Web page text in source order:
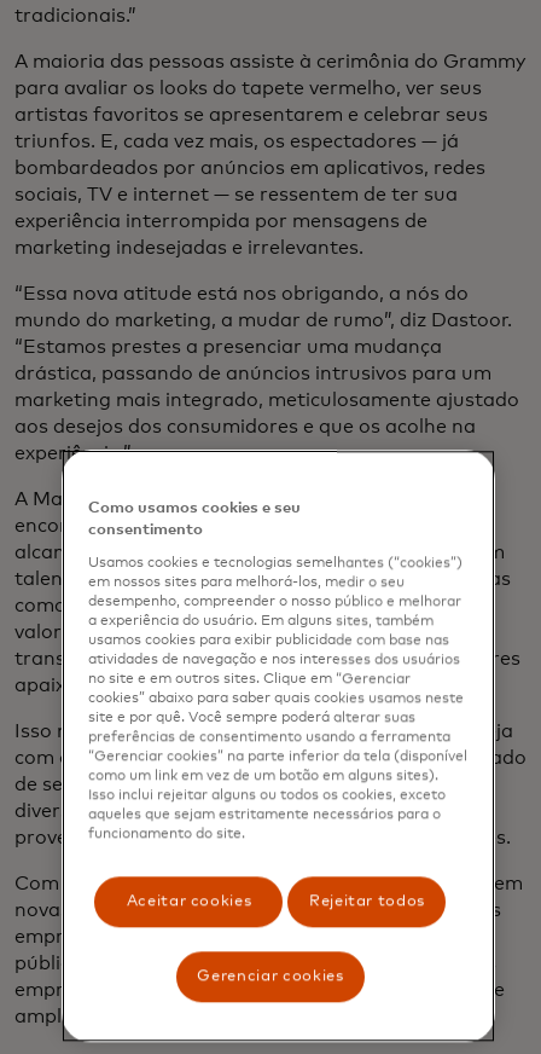
tradicionais.”
A maioria das pessoas assiste à cerimônia do Grammy
para avaliar os looks do tapete vermelho, ver seus
artistas favoritos se apresentarem e celebrar seus
triunfos. E, cada vez mais, os espectadores — já
bombardeados por anúncios em aplicativos, redes
sociais, TV e internet — se ressentem de ter sua
experiência interrompida por mensagens de
marketing indesejadas e irrelevantes.
“Essa nova atitude está nos obrigando, a nós do
mundo do marketing, a mudar de rumo”, diz Dastoor.
“Estamos prestes a presenciar uma mudança
drástica, passando de anúncios intrusivos para um
marketing mais integrado, meticulosamente ajustado
aos desejos dos consumidores e que os acolhe na
experiência.”
A Mastercard vem experimentando há anos para
encontrar maneiras de ampliar essa abordagem e
alcançar seu enorme público-alvo. Ao trabalhar com
talentos criativos como SZA, plataformas poderosas
como o Grammy e parceiros que compartilham os
valores da empresa, Dastoor afirma: "Estamos
transformando espectadores passivos em defensores
apaixonados".
Isso não significa que a publicidade tradicional esteja
com os dias contados. Longe disso, diz ele. O mercado
de serviços de streaming está crescendo e se
diversificando rapidamente, com o surgimento de
provedores de streaming e plataformas emergentes.
Com a evolução contínua da economia digital, surgem
novas oportunidades de colaboração entre grandes
empresas. Antes, eles disputavam a atenção do
público e o dinheiro da publicidade. Agora, algumas
empresas estão formando parcerias para integrar e
ampliar suas campanhas de marketing.
Como usamos cookies e seu
consentimento
Usamos cookies e tecnologias semelhantes (“cookies”)
em nossos sites para melhorá-los, medir o seu
desempenho, compreender o nosso público e melhorar
a experiência do usuário. Em alguns sites, também
usamos cookies para exibir publicidade com base nas
atividades de navegação e nos interesses dos usuários
no site e em outros sites. Clique em “Gerenciar
cookies” abaixo para saber quais cookies usamos neste
site e por quê. Você sempre poderá alterar suas
preferências de consentimento usando a ferramenta
“Gerenciar cookies” na parte inferior da tela (disponível
como um link em vez de um botão em alguns sites).
Isso inclui rejeitar alguns ou todos os cookies, exceto
aqueles que sejam estritamente necessários para o
funcionamento do site.
Aceitar cookies Rejeitar todos
Gerenciar cookies